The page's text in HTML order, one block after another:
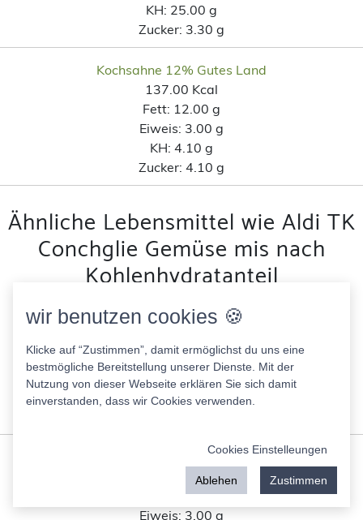
KH: 25.00 g
Zucker: 3.30 g
Kochsahne 12% Gutes Land
137.00 Kcal
Fett: 12.00 g
Eiweis: 3.00 g
KH: 4.10 g
Zucker: 4.10 g
Ähnliche Lebensmittel wie Aldi TK
Conchglie Gemüse mis nach
Kohlenhydratanteil
Soja Drink Edeka
Fett:1.60 g
Eiweis:
3.00 g
KH:1.00 g
Schupfnudeln Pfannenfertig Good Choice
148.00 Kcal
12.00 g
Eiweis: 3.00 g
wir benutzen cookies 🍪
Klicke auf “Zustimmen”, damit ermöglichst du uns eine
bestmögliche Bereitstellung unserer Dienste. Mit der
Nutzung von dieser Webseite erklären Sie sich damit
einverstanden, dass wir Cookies verwenden.
Cookies Einstelleungen
Ablehen Zustimmen